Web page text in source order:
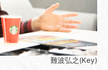
難波弘之(Key)